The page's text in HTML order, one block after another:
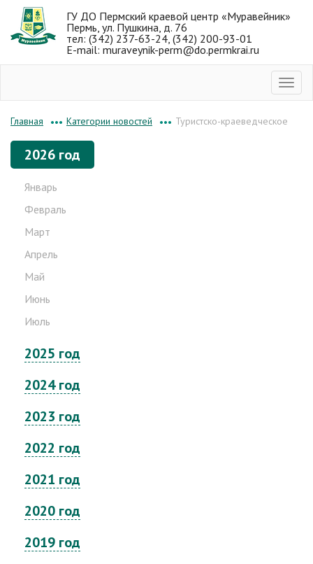
ГУ ДО Пермский краевой центр «Муравейник»
Пермь, ул. Пушкина, д. 76
тел: (342) 237-63-24, (342) 200-93-01
E-mail: muraveynik-perm@do.permkrai.ru
Главная ••• Категории новостей ••• Туристско-краеведческое
2026 год
Январь
Февраль
Март
Апрель
Май
Июнь
Июль
2025 год
2024 год
2023 год
2022 год
2021 год
2020 год
2019 год